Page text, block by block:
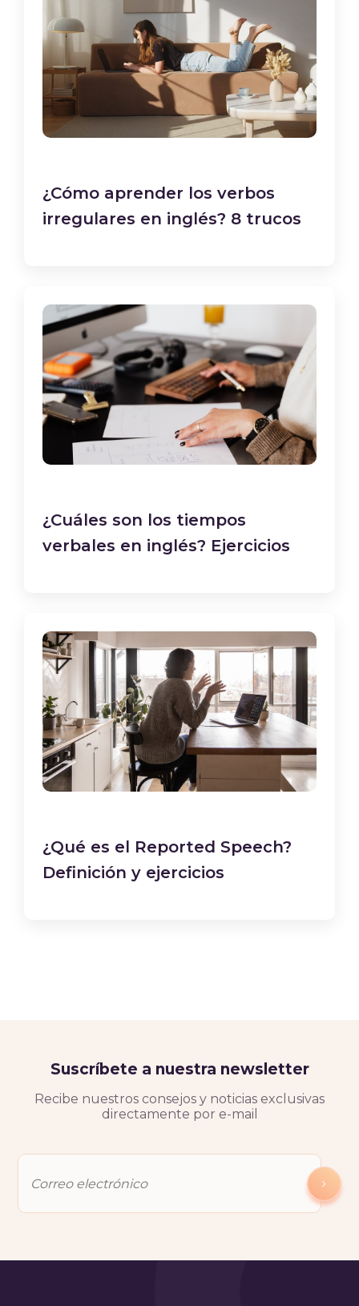
¿Cómo aprender los verbos
irregulares en inglés? 8 trucos
¿Cuáles son los tiempos
verbales en inglés? Ejercicios
¿Qué es el Reported Speech?
Definición y ejercicios
Suscríbete a nuestra newsletter
Recibe nuestros consejos y noticias exclusivas
directamente por e-mail